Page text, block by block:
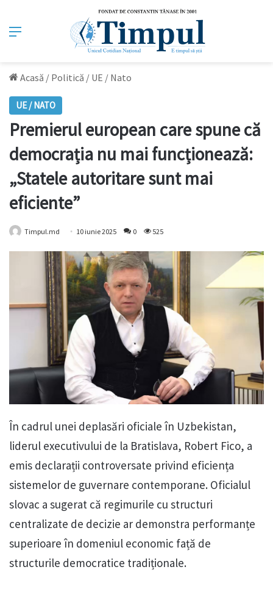
Meniu
Acasă / Politică / UE / Nato
UE / NATO
Premierul european care spune că
democrația nu mai funcționează:
„Statele autoritare sunt mai
eficiente”
Timpul.md 10 iunie 2025 0 525
În cadrul unei deplasări oficiale în Uzbekistan,
liderul executivului de la Bratislava, Robert Fico, a
emis declarații controversate privind eficiența
sistemelor de guvernare contemporane. Oficialul
slovac a sugerat că regimurile cu structuri
centralizate de decizie ar demonstra performanțe
superioare în domeniul economic față de
structurile democratice tradiționale.